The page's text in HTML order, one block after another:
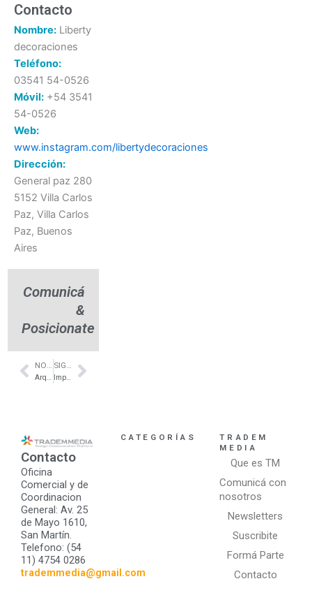
Contacto
Nombre: Liberty
decoraciones
Teléfono:
03541 54-0526
Móvil: +54 3541
54-0526
Web:
www.instagram.com/libertydecoraciones
Dirección:
General paz 280
5152 Villa Carlos
Paz, Villa Carlos
Paz, Buenos
Aires
Comunicá
&
Posicionate
Prev Next
Contacto
Oficina
Comercial y de
Coordinacion
General: Av. 25
de Mayo 1610,
San Martín.
Telefono: (54
11) 4754 0286
trademmedia@gmail.com
CATEGORÍAS
TRADEM
MEDIA
Que es TM
Comunicá con
nosotros
Newsletters
Suscribite
Formá Parte
Contacto